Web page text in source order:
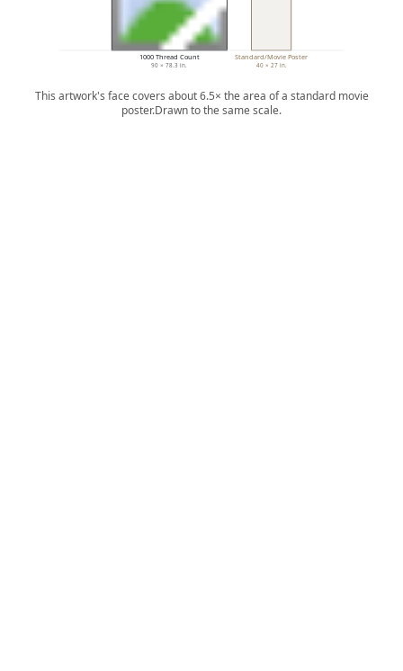
1000 Thread Count
90 × 78.3 in.
Standard/Movie Poster
40 × 27 in.
This artwork's face covers about 6.5× the area of a standard movie
poster.Drawn to the same scale.